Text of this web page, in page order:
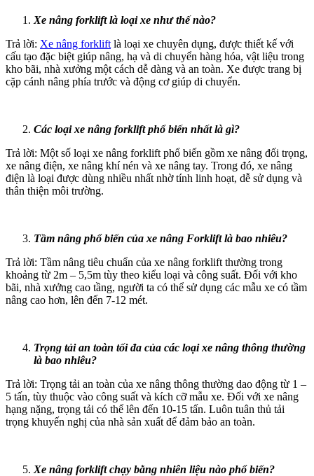
Xe nâng forklift là loại xe như thế nào?
Trả lời: Xe nâng forklift là loại xe chuyên dụng, được thiết kế với
cấu tạo đặc biệt giúp nâng, hạ và di chuyển hàng hóa, vật liệu trong
kho bãi, nhà xưởng một cách dễ dàng và an toàn. Xe được trang bị
cặp cánh nâng phía trước và động cơ giúp di chuyển.
Các loại xe nâng forklift phổ biến nhất là gì?
Trả lời: Một số loại xe nâng forklift phổ biến gồm xe nâng đối trọng,
xe nâng điện, xe nâng khí nén và xe nâng tay. Trong đó, xe nâng
điện là loại được dùng nhiều nhất nhờ tính linh hoạt, dễ sử dụng và
thân thiện môi trường.
Tầm nâng phổ biến của xe nâng Forklift là bao nhiêu?
Trả lời: Tầm nâng tiêu chuẩn của xe nâng forklift thường trong
khoảng từ 2m – 5,5m tùy theo kiểu loại và công suất. Đối với kho
bãi, nhà xưởng cao tầng, người ta có thể sử dụng các mẫu xe có tầm
nâng cao hơn, lên đến 7-12 mét.
Trọng tải an toàn tối đa của các loại xe nâng thông thường
là bao nhiêu?
Trả lời: Trọng tải an toàn của xe nâng thông thường dao động từ 1 –
5 tấn, tùy thuộc vào công suất và kích cỡ mẫu xe. Đối với xe nâng
hạng nặng, trọng tải có thể lên đến 10-15 tấn. Luôn tuân thủ tải
trọng khuyến nghị của nhà sản xuất để đảm bảo an toàn.
Xe nâng forklift chạy bằng nhiên liệu nào phổ biến?